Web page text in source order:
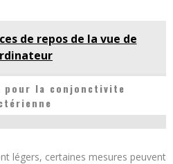
de repos de la vue de
pour la conjonctivite
légers, certaines mesures peuvent